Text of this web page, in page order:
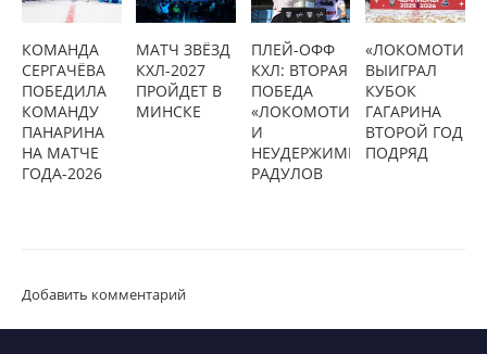
КОМАНДА
СЕРГАЧЁВА
ПОБЕДИЛА
КОМАНДУ
ПАНАРИНА
НА МАТЧЕ
ГОДА-2026
МАТЧ ЗВЁЗД
КХЛ-2027
ПРОЙДЕТ В
МИНСКЕ
ПЛЕЙ-ОФФ
КХЛ: ВТОРАЯ
ПОБЕДА
«ЛОКОМОТИВА»
И
НЕУДЕРЖИМЫЙ
РАДУЛОВ
«ЛОКОМОТИВ»
ВЫИГРАЛ
КУБОК
ГАГАРИНА
ВТОРОЙ ГОД
ПОДРЯД
Добавить комментарий